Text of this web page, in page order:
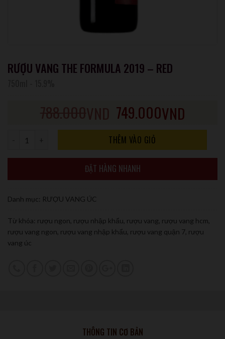
RƯỢU VANG THE FORMULA 2019 – RED
749.000VND
THÊM VÀO GIỎ
ĐẶT HÀNG NHANH
Danh mục: RƯỢU VANG ÚC
Từ khóa: rượu ngon rượu nhập khẩu rượu vang rượu vang hcm
rượu vang ngon rượu vang nhập khẩu rượu vang quận 7 rượu
vang úc
THÔNG TIN CƠ BẢN